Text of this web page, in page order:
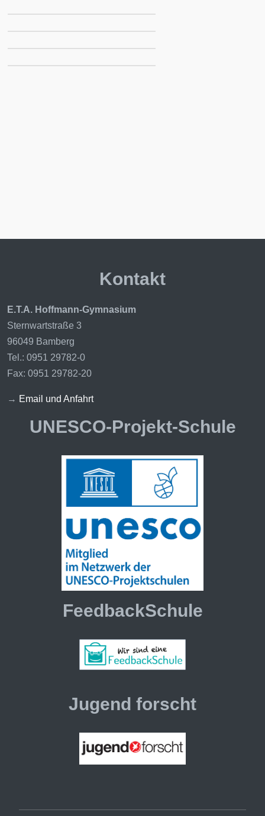
Kontakt
E.T.A. Hoffmann-Gymnasium
Sternwartstraße 3
96049 Bamberg
Tel.: 0951 29782-0
Fax: 0951 29782-20
→ Email und Anfahrt
UNESCO-Projekt-Schule
FeedbackSchule
Jugend forscht